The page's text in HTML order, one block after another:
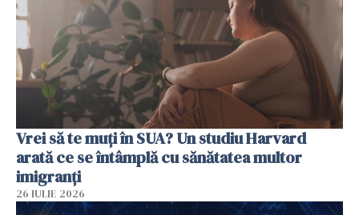
Vrei să te muți în SUA? Un studiu Harvard
arată ce se întâmplă cu sănătatea multor
imigranți
26 IULIE 2026